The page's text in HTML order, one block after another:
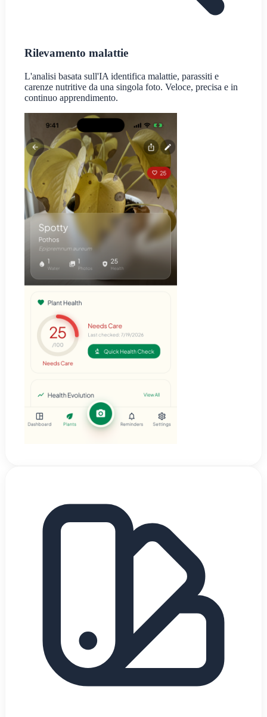
Rilevamento malattie
L'analisi basata sull'IA identifica malattie, parassiti e
carenze nutritive da una singola foto. Veloce, precisa e in
continuo apprendimento.